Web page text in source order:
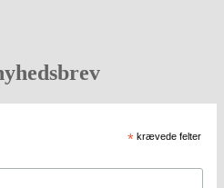
* krævede felter